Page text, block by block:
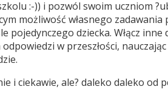
:-)) i pozwól swoim uczniom
możliwość własnego
pojedynczego dziecka. Włącz
w przeszłości,
i ciekawie, ale? daleko daleko od